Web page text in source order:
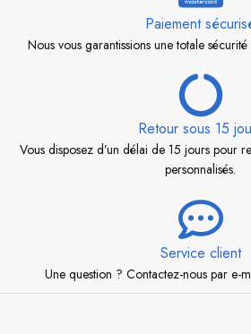
Paiement
Nous vous garantissions une totale
Retour sous 15
Vous disposez d’un délai de 15 jours pour
personnalisés.
Service client
Une question ? Contactez-nous par e-